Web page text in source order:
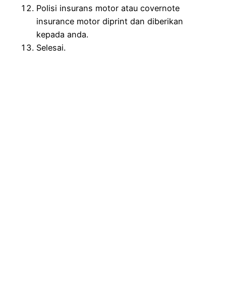
Polisi insurans motor atau covernote
insurance motor diprint dan diberikan
kepada anda.
Selesai.